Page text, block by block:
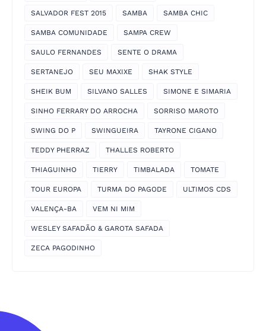
SALVADOR FEST 2015 SAMBA SAMBA CHIC
SAMBA COMUNIDADE SAMPA CREW
SAULO FERNANDES SENTE O DRAMA
SERTANEJO SEU MAXIXE SHAK STYLE
SHEIK BUM SILVANO SALLES SIMONE E SIMARIA
SINHO FERRARY DO ARROCHA SORRISO MAROTO
SWING DO P SWINGUEIRA TAYRONE CIGANO
TEDDY PHERRAZ THALLES ROBERTO
THIAGUINHO TIERRY TIMBALADA TOMATE
TOUR EUROPA TURMA DO PAGODE ULTIMOS CDS
VALENÇA-BA VEM NI MIM
WESLEY SAFADÃO & GAROTA SAFADA
ZECA PAGODINHO